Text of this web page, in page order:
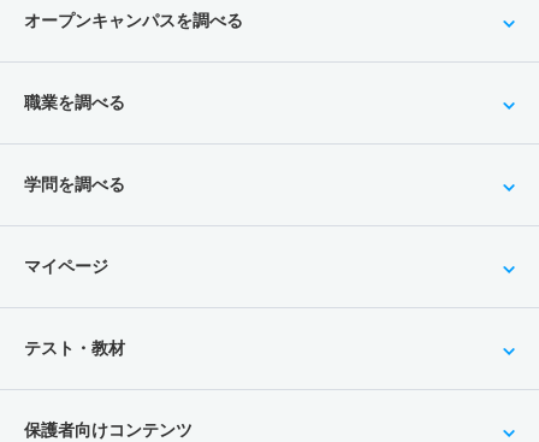
オープンキャンパスを調べる
職業を調べる
学問を調べる
マイページ
テスト・教材
保護者向けコンテンツ